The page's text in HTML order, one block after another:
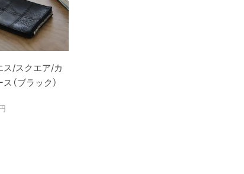
ス/スクエア/カ
（ブラック）